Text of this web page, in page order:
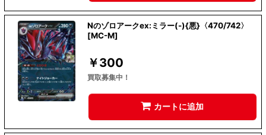
Nのゾロアークex:ミラー(-){悪}〈470/742〉
[MC-M]
￥300
買取募集中！
カートに追加